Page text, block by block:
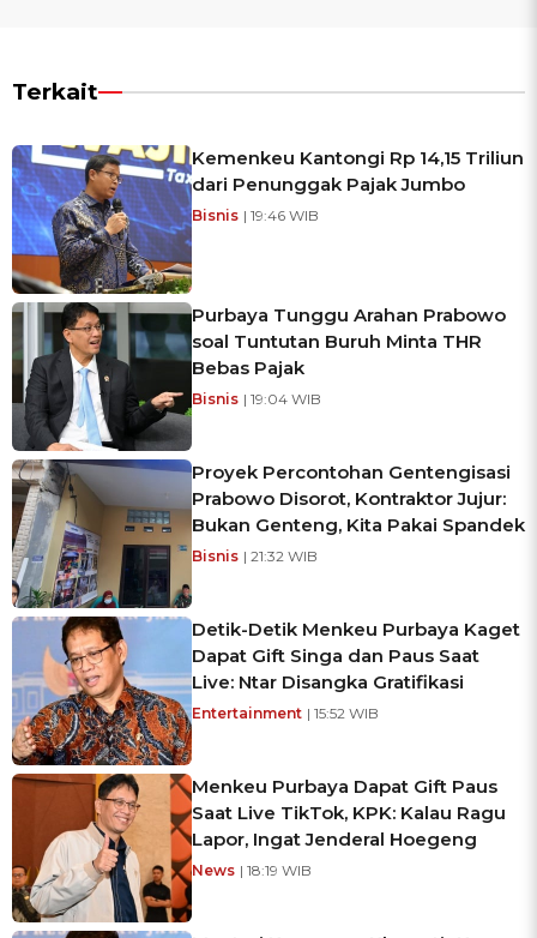
Terkait
Kemenkeu Kantongi Rp 14,15 Triliun
dari Penunggak Pajak Jumbo
Bisnis | 19:46 WIB
Purbaya Tunggu Arahan Prabowo
soal Tuntutan Buruh Minta THR
Bebas Pajak
Bisnis | 19:04 WIB
Proyek Percontohan Gentengisasi
Prabowo Disorot, Kontraktor Jujur:
Bukan Genteng, Kita Pakai Spandek
Bisnis | 21:32 WIB
Detik-Detik Menkeu Purbaya Kaget
Dapat Gift Singa dan Paus Saat
Live: Ntar Disangka Gratifikasi
Entertainment | 15:52 WIB
Menkeu Purbaya Dapat Gift Paus
Saat Live TikTok, KPK: Kalau Ragu
Lapor, Ingat Jenderal Hoegeng
News | 18:19 WIB